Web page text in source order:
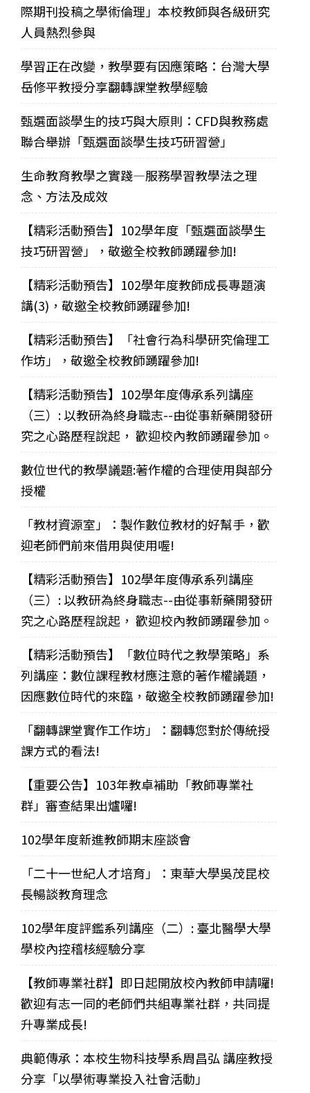
際期刊投稿之學術倫理」本校教師與各級研究
人員熱烈參與
學習正在改變，教學要有因應策略：台灣大學
岳修平教授分享翻轉課堂教學經驗
甄選面談學生的技巧與大原則：CFD與教務處
聯合舉辦「甄選面談學生技巧研習營」
生命教育教學之實踐—服務學習教學法之理
念、方法及成效
【精彩活動預告】102學年度「甄選面談學生
技巧研習營」，敬邀全校教師踴躍參加!
【精彩活動預告】102學年度教師成長專題演
講(3)，敬邀全校教師踴躍參加!
【精彩活動預告】「社會行為科學研究倫理工
作坊」，敬邀全校教師踴躍參加!
【精彩活動預告】102學年度傳承系列講座
（三）: 以教研為終身職志--由從事新藥開發研
究之心路歷程說起， 歡迎校內教師踴躍參加。
數位世代的教學議題:著作權的合理使用與部分
授權
「教材資源室」：製作數位教材的好幫手，歡
迎老師們前來借用與使用喔!
【精彩活動預告】102學年度傳承系列講座
（三）: 以教研為終身職志--由從事新藥開發研
究之心路歷程說起， 歡迎校內教師踴躍參加。
【精彩活動預告】「數位時代之教學策略」系
列講座：數位課程教材應注意的著作權議題，
因應數位時代的來臨，敬邀全校教師踴躍參加!
「翻轉課堂實作工作坊」：翻轉您對於傳統授
課方式的看法!
【重要公告】103年教卓補助「教師專業社
群」審查結果出爐囉!
102學年度新進教師期末座談會
「二十一世紀人才培育」：東華大學吳茂昆校
長暢談教育理念
102學年度評鑑系列講座（二）: 臺北醫學大學
學校內控稽核經驗分享
【教師專業社群】即日起開放校內教師申請囉!
歡迎有志一同的老師們共組專業社群，共同提
升專業成長!
典範傳承：本校生物科技學系周昌弘 講座教授
分享「以學術專業投入社會活動」